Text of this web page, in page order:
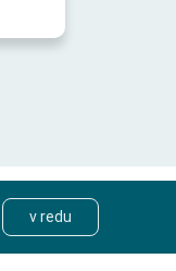
v redu